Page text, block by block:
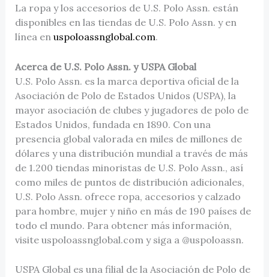
La ropa y los accesorios de U.S. Polo Assn. están
disponibles en las tiendas de U.S. Polo Assn. y en
línea en uspoloassnglobal.com.
Acerca de U.S. Polo Assn. y USPA Global
U.S. Polo Assn. es la marca deportiva oficial de la
Asociación de Polo de Estados Unidos (USPA), la
mayor asociación de clubes y jugadores de polo de
Estados Unidos, fundada en 1890. Con una
presencia global valorada en miles de millones de
dólares y una distribución mundial a través de más
de 1.200 tiendas minoristas de U.S. Polo Assn., así
como miles de puntos de distribución adicionales,
U.S. Polo Assn. ofrece ropa, accesorios y calzado
para hombre, mujer y niño en más de 190 países de
todo el mundo. Para obtener más información,
visite uspoloassnglobal.com y siga a @uspoloassn.
USPA Global es una filial de la Asociación de Polo de